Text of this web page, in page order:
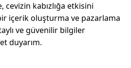
kabızlığa etkisini
içerik oluşturma ve pazarlama
ve güvenilir bilgiler
duyarım.